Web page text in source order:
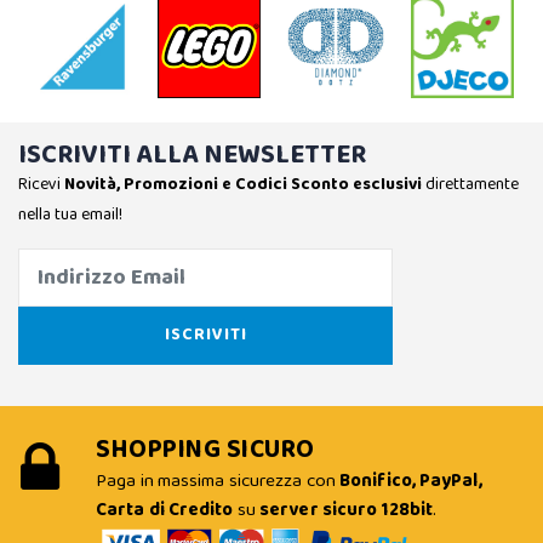
ISCRIVITI ALLA NEWSLETTER
Ricevi Novità, Promozioni e Codici Sconto esclusividirettamente
nella tua email!
SHOPPING SICURO
Paga in massima sicurezza con Bonifico, PayPal,
Carta di Creditosu server sicuro 128bit.